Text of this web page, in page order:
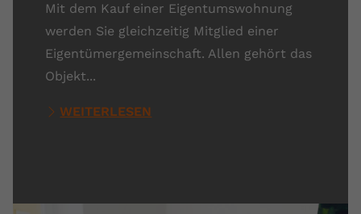
Mit dem Kauf einer Eigentumswohnung
werden Sie gleichzeitig Mitglied einer
Eigentümergemeinschaft. Allen gehört das
Objekt...
WEITERLESEN